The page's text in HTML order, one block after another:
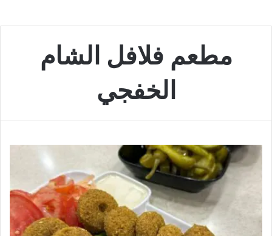
مطعم فلافل الشام
الخفجي